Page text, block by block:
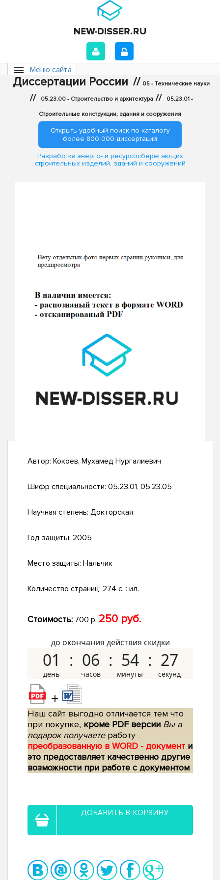
Меню сайта
Диссертации России // 05 - Технические науки
// 05.23.00 - Строительство и архитектура // 05.23.01 -
Строительные конструкции, здания и сооружения
Открыть удобный поиск по каталогу
более 800 000 диссертаций
Разработка энерго- и ресурсосберегающих
строительных изделий, зданий и сооружений
Автор: Кокоев, Мухамед Нургалиевич
Шифр специальности: 05.23.01, 05.23.05
Научная степень: Докторская
Год защиты: 2005
Место защиты: Нальчик
Количество страниц: 274 с. : ил.
Стоимость: 700 р.250 руб.
до окончания действия скидки
01 06 54 26
+
Наш сайт выгодно отличается тем что
при покупке, кроме PDF версии Вы в
подарок получаетеработу
преобразованную в WORD - документ и
это предоставляет качественно другие
возможности при работе с документом
ДОБАВИТЬ В КОРЗИНУ